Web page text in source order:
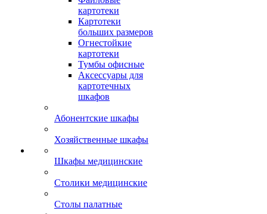
картотеки
Картотеки
больших размеров
Огнестойкие
картотеки
Тумбы офисные
Аксессуары для
картотечных
шкафов
Абонентские шкафы
Хозяйственные шкафы
Шкафы медицинские
Столики медицинские
Столы палатные